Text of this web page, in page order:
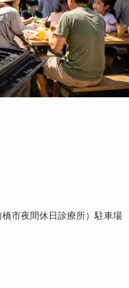
市夜間休日診療所）駐車場